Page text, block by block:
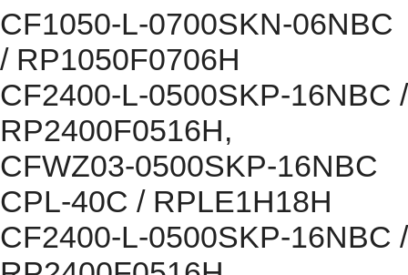
CF1050-L-0700SKN-06NBC
/ RP1050F0706H
CF2400-L-0500SKP-16NBC /
RP2400F0516H,
CFWZ03-0500SKP-16NBC
CPL-40C / RPLE1H18H
CF2400-L-0500SKP-16NBC /